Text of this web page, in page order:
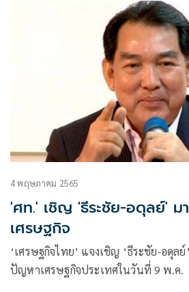
4 พฤษภาคม 2565
'ศท.' เชิญ 'ธีระชัย-อดุลย์' ม
เศรษฐกิจ
‘เศรษฐกิจไทย’ แจงเชิญ ‘ธีระชัย-อดุล
ปัญหาเศรษฐกิจประเทศในวันที่ 9 พ.ค.